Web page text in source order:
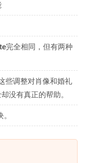
完全相同，但有两种
些调整对肖像和婚礼
没有真正的帮助。